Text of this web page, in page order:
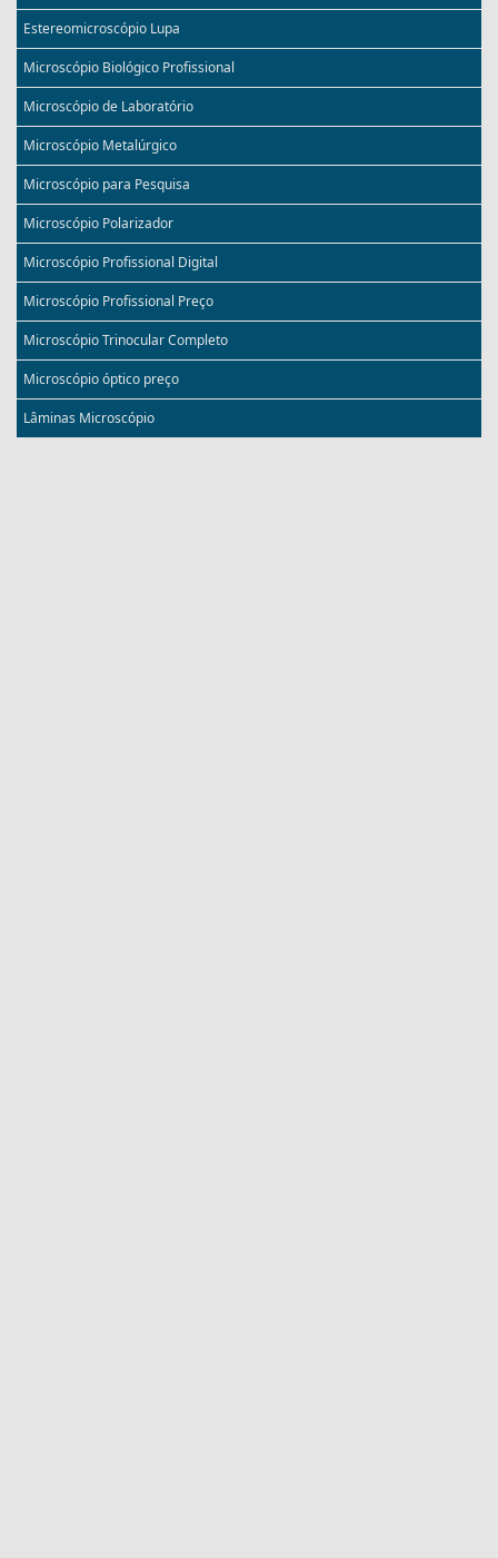
Estereomicroscópio Lupa
Microscópio Biológico Profissional
Microscópio de Laboratório
Microscópio Metalúrgico
Microscópio para Pesquisa
Microscópio Polarizador
Microscópio Profissional Digital
Microscópio Profissional Preço
Microscópio Trinocular Completo
Microscópio óptico preço
Lâminas Microscópio